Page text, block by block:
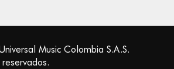
Music Colombia S.A.S.